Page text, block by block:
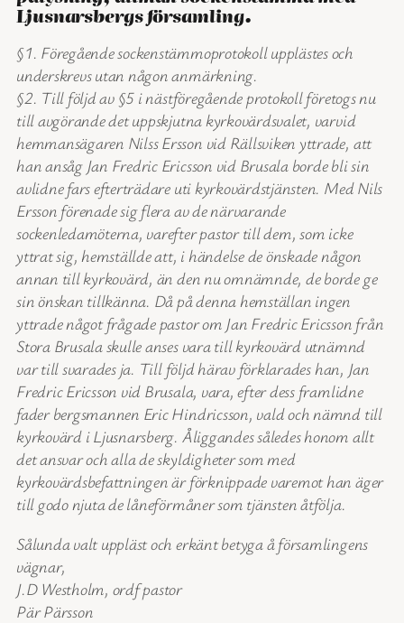
Ljusnarsbergs församling.
§1. Föregående sockenstämmoprotokoll upplästes och
underskrevs utan någon anmärkning.
§2. Till följd av §5 i nästföregående protokoll företogs nu
till avgörande det uppskjutna kyrkovärdsvalet, varvid
hemmansägaren Nilss Ersson vid Rällsviken yttrade, att
han ansåg Jan Fredric Ericsson vid Brusala borde bli sin
avlidne fars efterträdare uti kyrkovärdstjänsten. Med Nils
Ersson förenade sig flera av de närvarande
sockenledamöterna, varefter pastor till dem, som icke
yttrat sig, hemställde att, i händelse de önskade någon
annan till kyrkovärd, än den nu omnämnde, de borde ge
sin önskan tillkänna. Då på denna hemställan ingen
yttrade något frågade pastor om Jan Fredric Ericsson från
Stora Brusala skulle anses vara till kyrkovärd utnämnd
var till svarades ja. Till följd härav förklarades han, Jan
Fredric Ericsson vid Brusala, vara, efter dess framlidne
fader bergsmannen Eric Hindricsson, vald och nämnd till
kyrkovärd i Ljusnarsberg. Åliggandes således honom allt
det ansvar och alla de skyldigheter som med
kyrkovärdsbefattningen är förknippade varemot han äger
till godo njuta de låneförmåner som tjänsten åtfölja.
Sålunda valt uppläst och erkänt betyga å församlingens
vägnar,
J.D Westholm, ordf pastor
Pär Pärsson